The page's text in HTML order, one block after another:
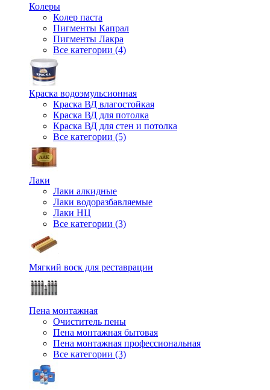
Колеры
Колер паста
Пигменты Капрал
Пигменты Лакра
Все категории (4)
Краска водоэмульсионная
Краска ВД влагостойкая
Краска ВД для потолка
Краска ВД для стен и потолка
Все категории (5)
Лаки
Лаки алкидные
Лаки водоразбавляемые
Лаки НЦ
Все категории (3)
Мягкий воск для реставрации
Пена монтажная
Очиститель пены
Пена монтажная бытовая
Пена монтажная профессиональная
Все категории (3)